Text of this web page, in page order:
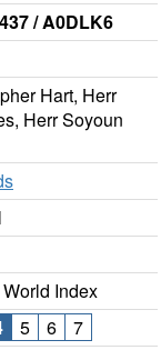
/ A0DLK6
Hart, Herr
Herr Soyoun
Index
5 6
7